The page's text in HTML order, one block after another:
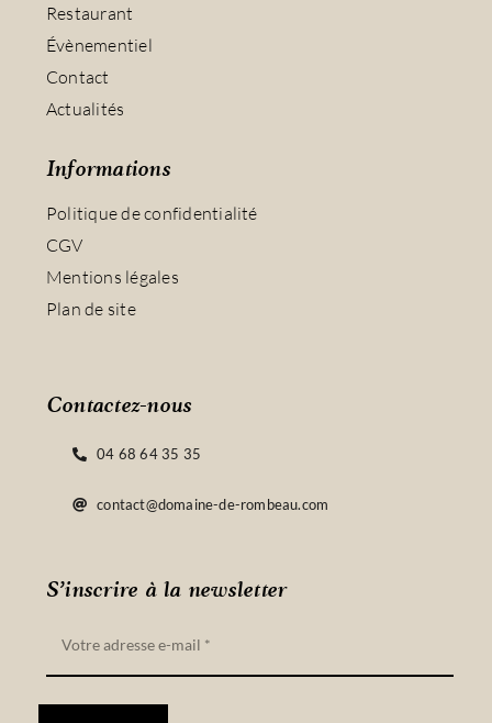
Restaurant
Évènementiel
Contact
Actualités
Informations
Politique de confidentialité
CGV
Mentions légales
Plan de site
S’inscrire à la newsletter
Contactez-nous
04 68 64 35 35
contact@domaine-de-rombeau.com